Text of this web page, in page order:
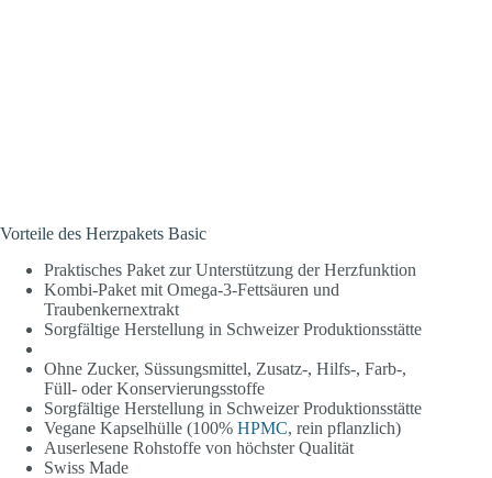
Vorteile des Herzpakets Basic
Praktisches Paket zur Unterstützung der Herzfunktion
Kombi-Paket mit Omega-3-Fettsäuren und
Traubenkernextrakt
Sorgfältige Herstellung in Schweizer Produktionsstätte
Ohne Zucker, Süssungsmittel, Zusatz-, Hilfs-, Farb-,
Füll- oder Konservierungsstoffe
Sorgfältige Herstellung in Schweizer Produktionsstätte
Vegane Kapselhülle (100% HPMC, rein pflanzlich)
Auserlesene Rohstoffe von höchster Qualität
Swiss Made